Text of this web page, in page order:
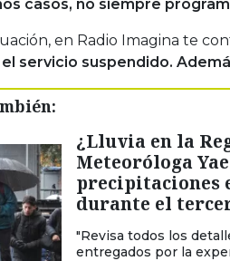
casos, no siempre
en Radio Imagina te
servicio suspendido.
¿Lluvia en la
Meteoróloga
precipitaciones
durante el
"Revisa todos los
entregados por la